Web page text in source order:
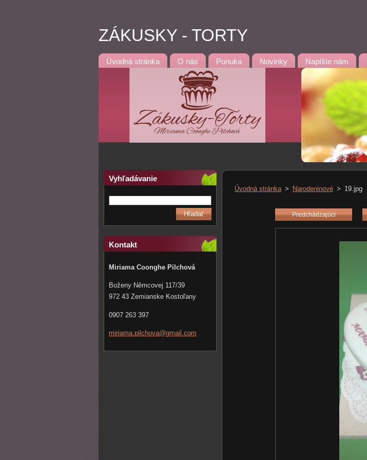
ZÁKUSKY - TORTY
Úvodná stránka O nás Ponuka Novinky Napíšte nám
Vyhľadávanie
Kontakt
Miriama Coonghe Pilchová
Boženy Němcovej 117/39
972 43 Zemianske Kostoľany
0907 263 397
miriama. pilchova@gmail.com
Úvodná stránka > Narodeninové > 19.jpg
Predchádzajúci